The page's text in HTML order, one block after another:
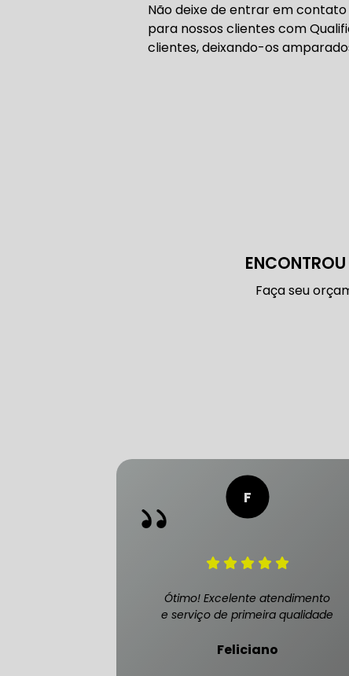
CORREIA
FREIO
Não deixe de entrar em
para nossos clientes com
clientes, deixando-os
Faça seu
Ótimo! Excelente atendimento
e serviço de primeira qualidade
Feliciano